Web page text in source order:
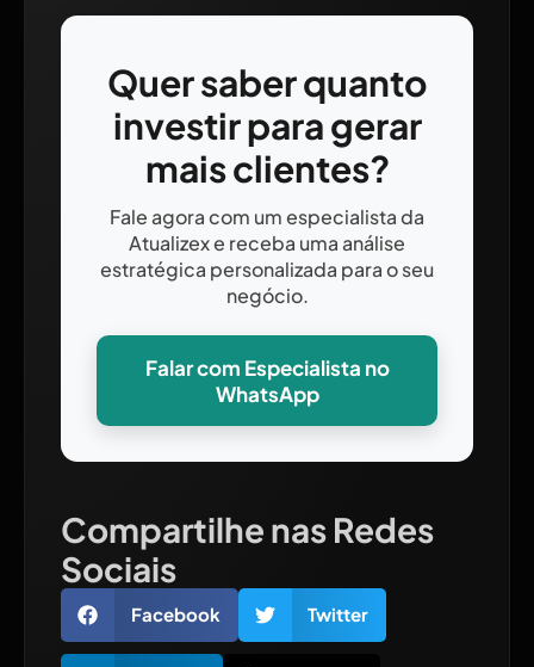
Quer saber quanto
investir para gerar
mais clientes?
Fale agora com um especialista da
Atualizex e receba uma análise
estratégica personalizada para o seu
negócio.
Falar com Especialista no
WhatsApp
Compartilhe nas Redes
Sociais
Facebook Twitter